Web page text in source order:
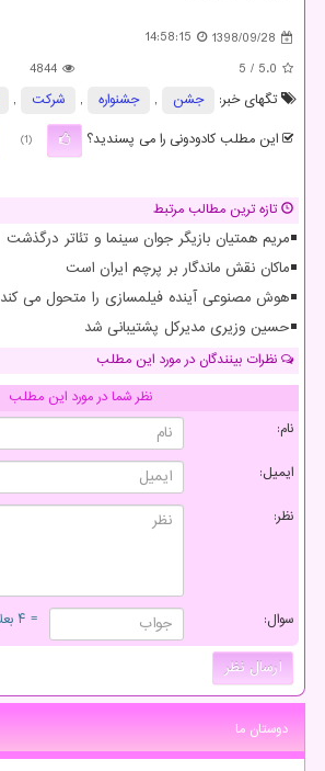
1398/09/28
14:58:15
5.0
/ 5
4844
تگهای خبر:
جشن , جشنواره , شركت ,
این مطلب کادودونی را می پسندید؟
(1)
تازه ترین مطالب مرتبط
مریم همتیان بازیگر جوان سینما و تئاتر درگذشت
ماکان نقش ماندگار بر پرچم ایران است
هوش مصنوعی آینده فیلمسازی را متحول می کند
حسین وزیری مدیرکل پشتیبانی شد
نظرات بینندگان در مورد این مطلب
نظر شما در مورد این مطلب
نام:
ایمیل:
نظر:
سوال: = ۴ بعلاوه ۲
دوستان ما